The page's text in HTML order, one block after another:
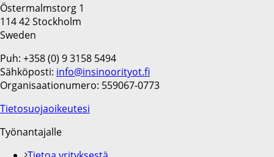
Östermalmstorg 1
114 42 Stockholm
Sweden
Puh: +358 (0) 9 3158 5494
Sähköposti: info@insinoorityot.fi
Organisaationumero: 559067-0773
Tietosuojaoikeutesi
Työnantajalle